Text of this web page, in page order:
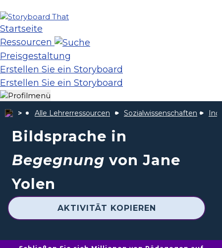
Startseite
Ressourcen
Preisgestaltung
Erstellen Sie ein Storyboard
Erstellen Sie ein Storyboard
Alle Lehrerressourcen Sozialwissenschaften
Bildsprache in
Begegnung von Jane
Yolen
AKTIVITÄT KOPIEREN